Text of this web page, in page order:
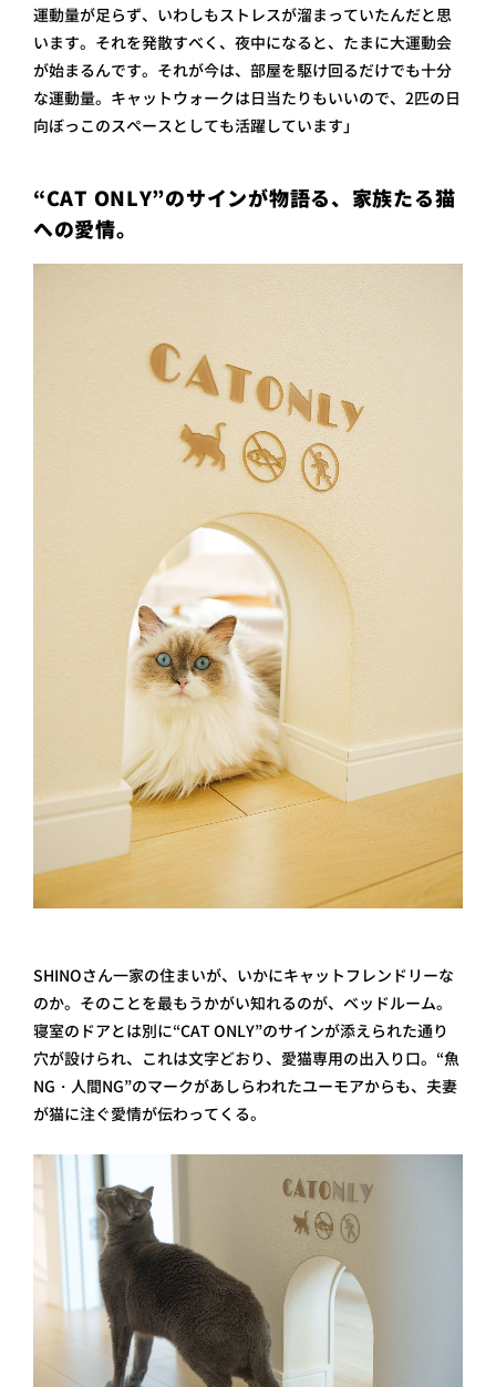
運動量が足らず、いわしもストレスが溜まっていたんだと思
います。それを発散すべく、夜中になると、たまに大運動会
が始まるんです。それが今は、部屋を駆け回るだけでも十分
な運動量。キャットウォークは日当たりもいいので、2匹の日
向ぼっこのスペースとしても活躍しています」
“CAT ONLY”のサインが物語る、家族たる猫
への愛情。
SHINOさん一家の住まいが、いかにキャットフレンドリーな
のか。そのことを最もうかがい知れるのが、ベッドルーム。
寝室のドアとは別に“CAT ONLY”のサインが添えられた通り
穴が設けられ、これは文字どおり、愛猫専用の出入り口。“魚
NG・人間NG”のマークがあしらわれたユーモアからも、夫妻
が猫に注ぐ愛情が伝わってくる。